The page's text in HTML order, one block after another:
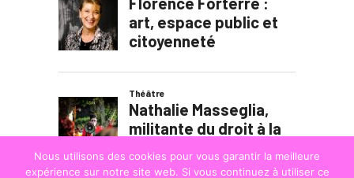
Nous utilisons des cookies pour vous garantir la meilleure
expérience sur notre site web. Si vous continuez à utiliser ce